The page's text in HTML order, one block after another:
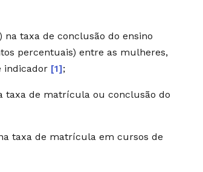
) na taxa de conclusão do ensino
percentuais) entre as mulheres,
indicador [1];
taxa de matrícula ou conclusão do
taxa de matrícula em cursos de